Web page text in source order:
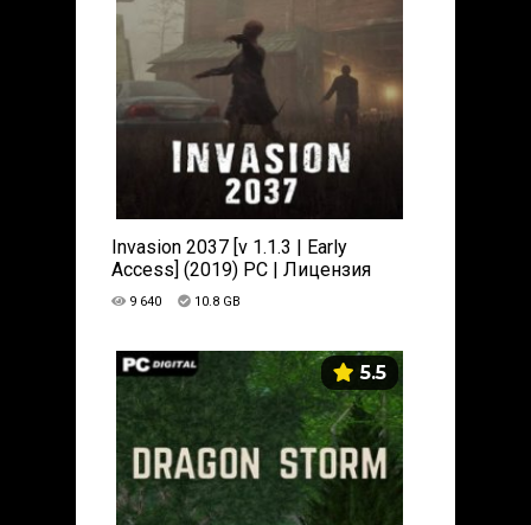
Invasion 2037 [v 1.1.3 | Early
Access] (2019) PC | Лицензия
9 640 10.8 GB
5.5